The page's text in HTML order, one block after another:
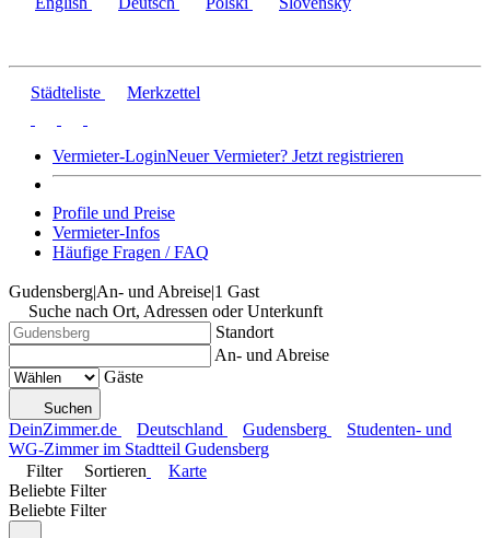
Städteliste Merkzettel
Vermieter-LoginNeuer Vermieter? Jetzt registrieren
Profile und Preise
Vermieter-Infos
Häufige Fragen / FAQ
Gudensberg|An- und Abreise|1 Gast
Suche nach Ort, Adressen oder Unterkunft
Standort
An- und Abreise
Gäste
Suchen
DeinZimmer.de Deutschland Gudensberg
Studenten- und
WG-Zimmer im Stadtteil Gudensberg
Filter
Sortieren
Karte
Beliebte Filter
Beliebte Filter